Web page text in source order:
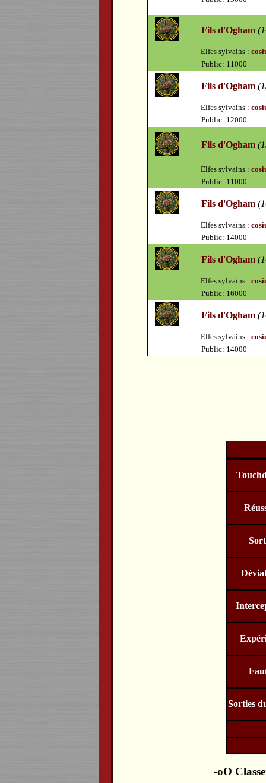
Fils d'Ogham
Elfes sylvains :
Public: 11000
Fils d'Ogham
Elfes sylvains :
Public: 12000
Fils d'Ogham
Elfes sylvains :
Public: 11000
Fils d'Ogham
Elfes sylvains :
Public: 14000
Fils d'Ogham
Elfes sylvains :
Public: 16000
Fils d'Ogham
Elfes sylvains :
Public: 14000
Sorties